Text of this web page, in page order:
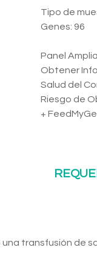
Tipo de
Genes: 96
Panel
Obtener
Salud del
Riesgo de
+
transfusión de